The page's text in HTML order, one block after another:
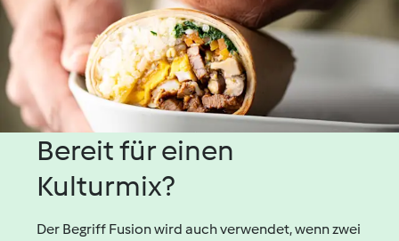
Bereit für einen
Kulturmix?
Der Begriff Fusion wird auch verwendet, wenn zwei